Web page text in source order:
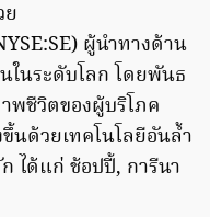
ผู้นำทางด้าน
ในระดับโลก โดยพันธ
พชีวิตของผู้บริโภค
นด้วยเทคโนโลยีอันล้ำ
ได้แก่ ช้อปปี้, การีนา